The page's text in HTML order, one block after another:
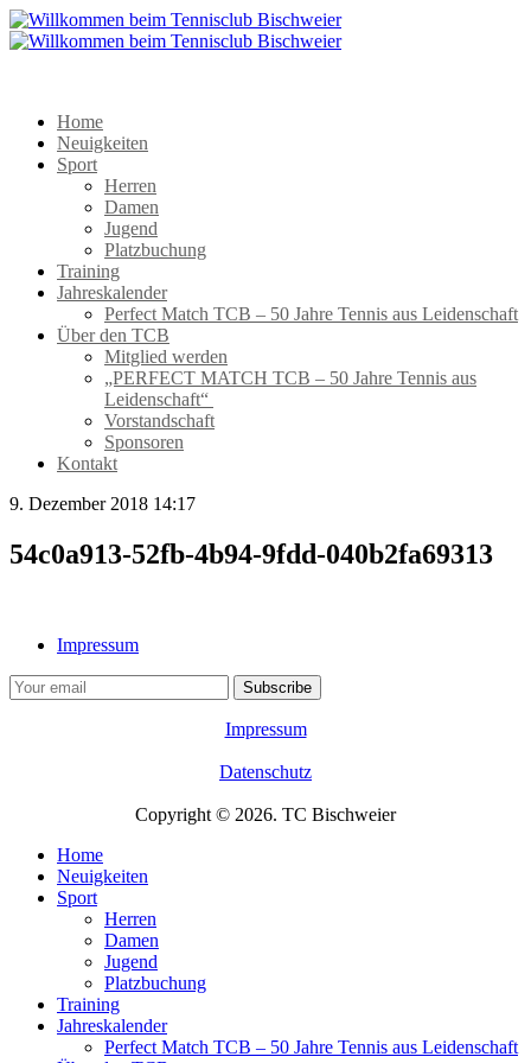
Home
Neuigkeiten
Sport
Herren
Damen
Jugend
Platzbuchung
Training
Jahreskalender
Perfect Match TCB – 50 Jahre Tennis aus Leidenschaft
Über den TCB
Mitglied werden
„PERFECT MATCH TCB – 50 Jahre Tennis aus
Leidenschaft“
Vorstandschaft
Sponsoren
Kontakt
9. Dezember 2018 14:17
54c0a913-52fb-4b94-9fdd-040b2fa69313
Impressum
Impressum
Datenschutz
Copyright © 2026. TC Bischweier
Home
Neuigkeiten
Sport
Herren
Damen
Jugend
Platzbuchung
Training
Jahreskalender
Perfect Match TCB – 50 Jahre Tennis aus Leidenschaft